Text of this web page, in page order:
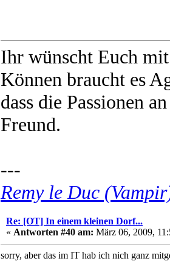
Ihr wünscht Euch
Können braucht es
dass die Passionen
Freund.
---
Remy le Duc
Re: [OT] In einem kleinen Dorf...
« Antworten #40 am: März 06, 2009,
sorry, aber das im IT hab ich nich ganz